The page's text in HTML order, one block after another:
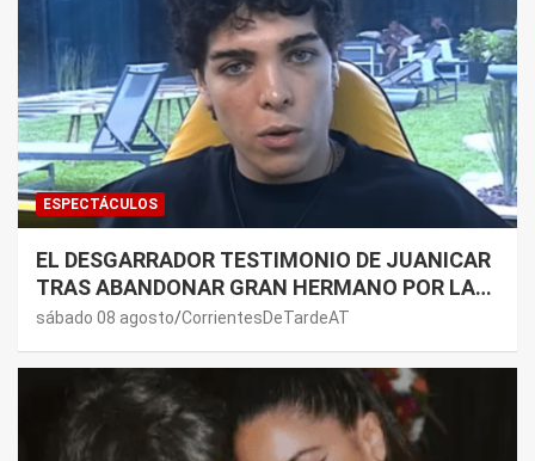
ESPECTÁCULOS
EL DESGARRADOR TESTIMONIO DE JUANICAR
TRAS ABANDONAR GRAN HERMANO POR LA
SALUD DE SU MAMÁ.
sábado 08 agosto CorrientesDeTardeAT